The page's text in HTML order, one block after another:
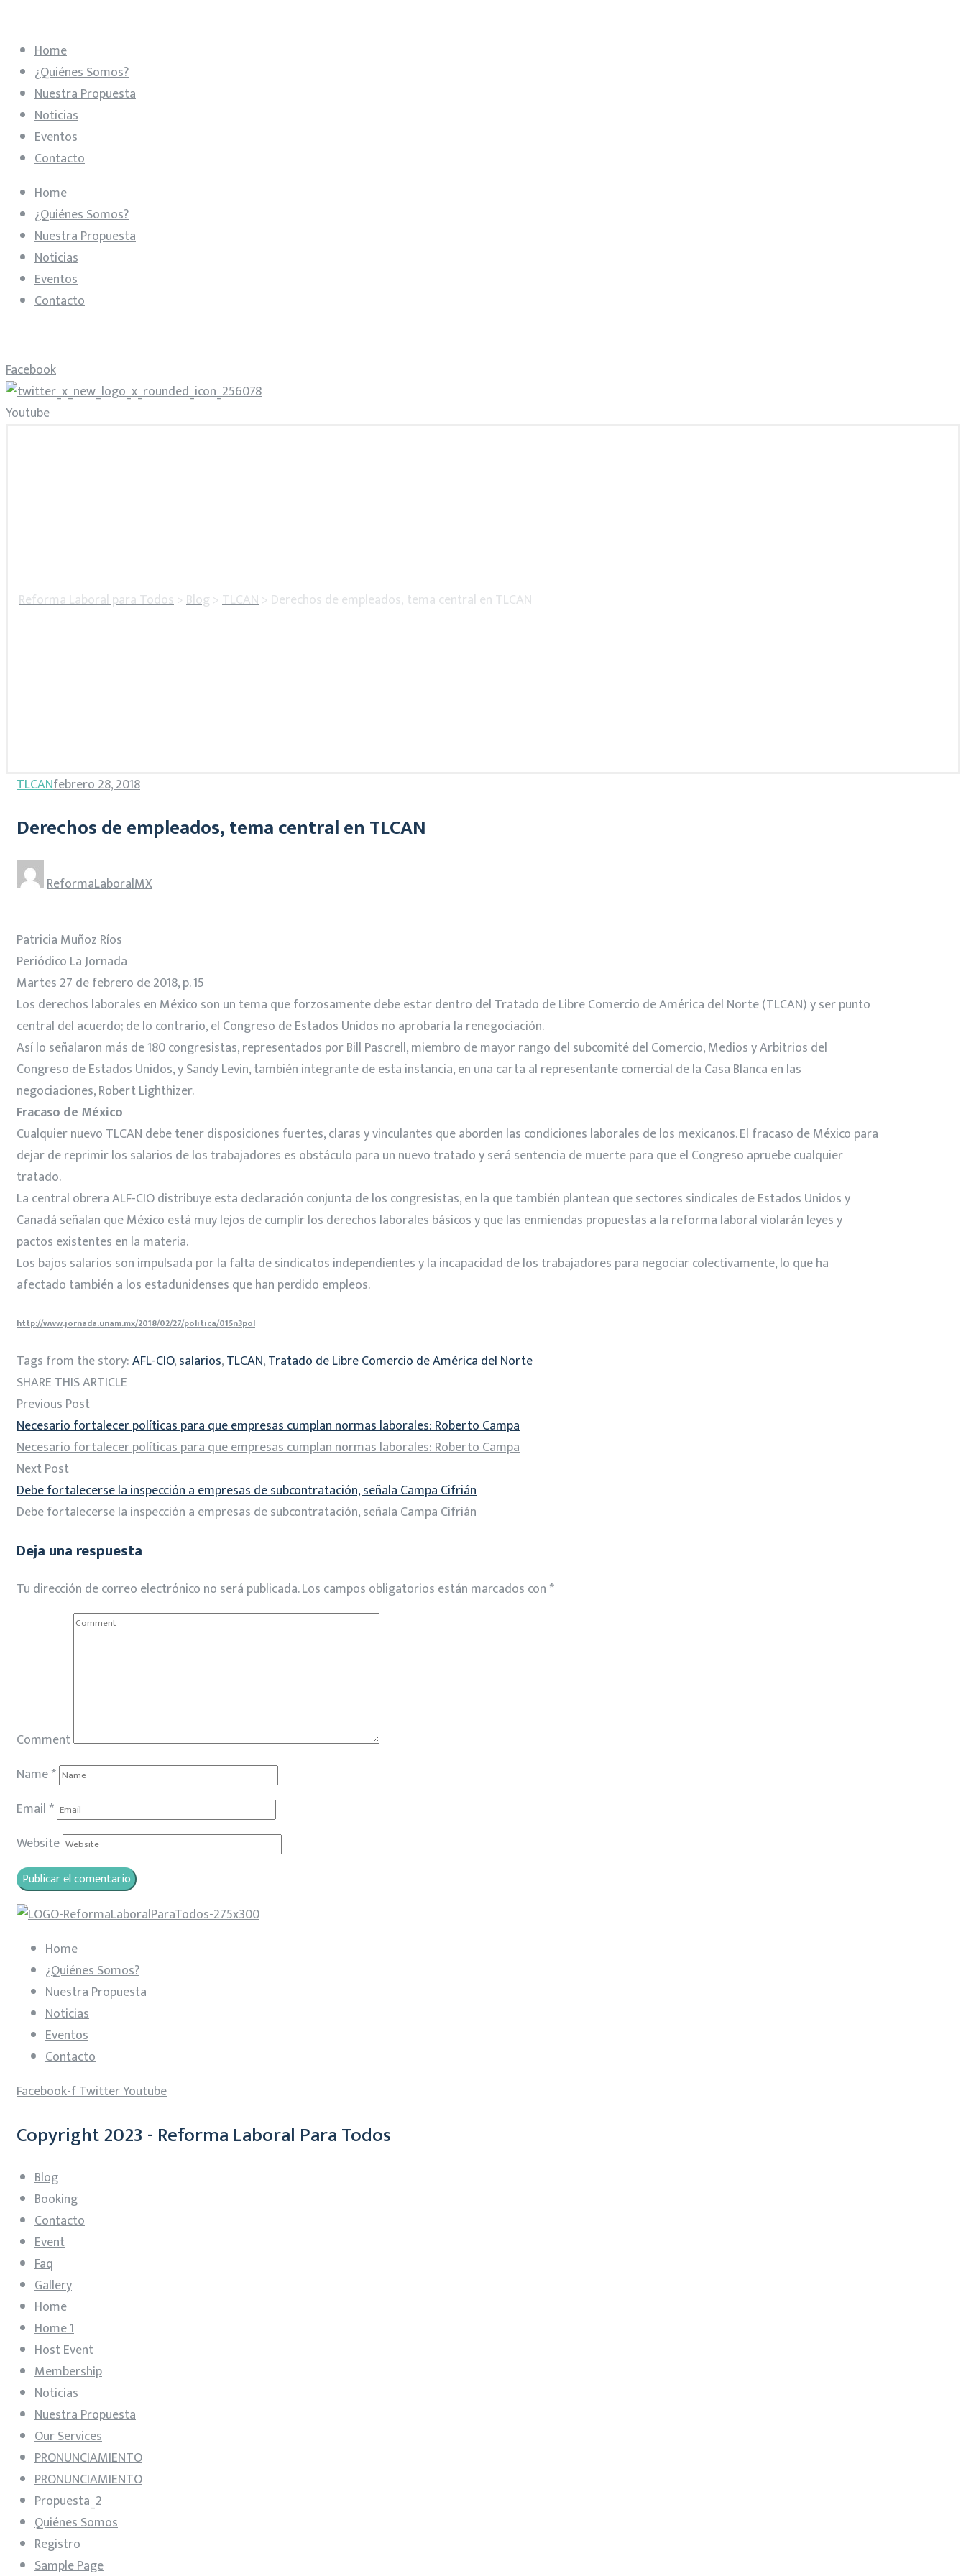
Home
¿Quiénes Somos?
Nuestra Propuesta
Noticias
Eventos
Contacto
Home
¿Quiénes Somos?
Nuestra Propuesta
Noticias
Eventos
Contacto
Facebook
Youtube
Reforma Laboral para Todos> Blog > TLCAN> Derechos de empleados, tema central en TLCAN
TLCANfebrero 28, 2018
Derechos de empleados, tema central en TLCAN
ReformaLaboralMX
Patricia Muñoz Ríos
Periódico La Jornada
Martes 27 de febrero de 2018, p. 15
Los derechos laborales en México son un tema que forzosamente debe estar dentro del Tratado de Libre Comercio de América del Norte (TLCAN) y ser punto
central del acuerdo; de lo contrario, el Congreso de Estados Unidos no aprobaría la renegociación.
Así lo señalaron más de 180 congresistas, representados por Bill Pascrell, miembro de mayor rango del subcomité del Comercio, Medios y Arbitrios del
Congreso de Estados Unidos, y Sandy Levin, también integrante de esta instancia, en una carta al representante comercial de la Casa Blanca en las
negociaciones, Robert Lighthizer.
Fracaso de México
Cualquier nuevo TLCAN debe tener disposiciones fuertes, claras y vinculantes que aborden las condiciones laborales de los mexicanos. El fracaso de México para
dejar de reprimir los salarios de los trabajadores es obstáculo para un nuevo tratado y será sentencia de muerte para que el Congreso apruebe cualquier
tratado.
La central obrera ALF-CIO distribuye esta declaración conjunta de los congresistas, en la que también plantean que sectores sindicales de Estados Unidos y
Canadá señalan que México está muy lejos de cumplir los derechos laborales básicos y que las enmiendas propuestas a la reforma laboral violarán leyes y
pactos existentes en la materia.
Los bajos salarios son impulsada por la falta de sindicatos independientes y la incapacidad de los trabajadores para negociar colectivamente, lo que ha
afectado también a los estadunidenses que han perdido empleos.
http://www.jornada.unam.mx/2018/02/27/politica/015n3pol
Tags from the story:AFL-CIO,salarios,TLCAN,Tratado de Libre Comercio de América del Norte
SHARE THIS ARTICLE
Previous Post
Necesario fortalecer políticas para que empresas cumplan normas laborales: Roberto Campa
Necesario fortalecer políticas para que empresas cumplan normas laborales: Roberto Campa
Next Post
Debe fortalecerse la inspección a empresas de subcontratación, señala Campa Cifrián
Debe fortalecerse la inspección a empresas de subcontratación, señala Campa Cifrián
Deja una respuesta
Tu dirección de correo electrónico no será publicada.Los campos obligatorios están marcados con *
Comment
Name*
Email *
Website
Home
¿Quiénes Somos?
Nuestra Propuesta
Noticias
Eventos
Contacto
Facebook-fTwitterYoutube
Copyright 2023 - Reforma Laboral Para Todos
Blog
Booking
Contacto
Event
Faq
Gallery
Home
Home 1
Host Event
Membership
Noticias
Nuestra Propuesta
Our Services
PRONUNCIAMIENTO
PRONUNCIAMIENTO
Propuesta_2
Quiénes Somos
Registro
Sample Page